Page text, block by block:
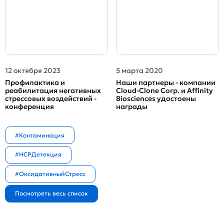
12 октября 2023
Профилактика и
реабилитация негативных
стрессовых воздействий -
конференция
5 марта 2020
Наши партнеры - компании
Cloud-Clone Corp. и Affinity
Biosciences удостоены
награды
#Контаминация
#HCPДетекция
#ОксидативныйСтресс